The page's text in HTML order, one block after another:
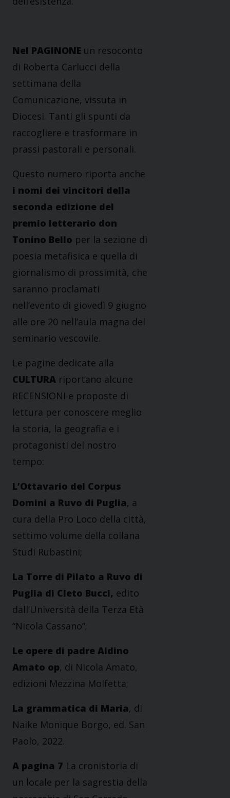
Nel PAGINONE un resoconto
di Roberta Carlucci della
settimana della
Comunicazione, vissuta in
Diocesi. Tanti gli spunti da
raccogliere e trasformare in
prassi pastorali e personali.
Questo numero riporta anche
i nomi dei vincitori della
seconda edizione del
premio letterario don
Tonino Bello per la sezione di
poesia metafisica e quella di
giornalismo di prossimità, che
saranno proclamati
nell’evento di giovedì 9 giugno
alle ore 20 nell’aula magna del
seminario vescovile.
Le pagine dedicate alla
CULTURA riportano alcune
RECENSIONI e proposte di
lettura per conoscere meglio
la storia, la geografia e i
protagonisti del nostro
tempo:
L’Ottavario del Corpus
Domini a Ruvo di Puglia, a
cura della Pro Loco della città,
settimo volume della collana
Studi Rubastini;
La Torre di Pilato a Ruvo di
Puglia di Cleto Bucci, edito
dall’Università della Terza Età
“Nicola Cassano”;
Le opere di padre Aldino
Amato op, di Nicola Amato,
edizioni Mezzina Molfetta;
La grammatica di Maria, di
Naike Monique Borgo, ed. San
Paolo, 2022.
A pagina 7 La cronistoria di
un locale per la sagrestia della